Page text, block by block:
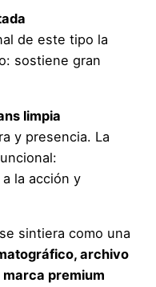
de este tipo la
sostiene gran
limpia
y presencia. La
la acción y
sintiera como una
archivo
premium